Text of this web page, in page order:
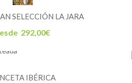
SELECCIÓN LA JARA
292,00€
IBÉRICA